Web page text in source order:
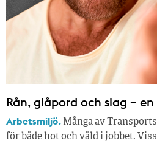
Rån, glåpord och slag –
Arbetsmiljö. Många av
för både hot och våld i jobbet.